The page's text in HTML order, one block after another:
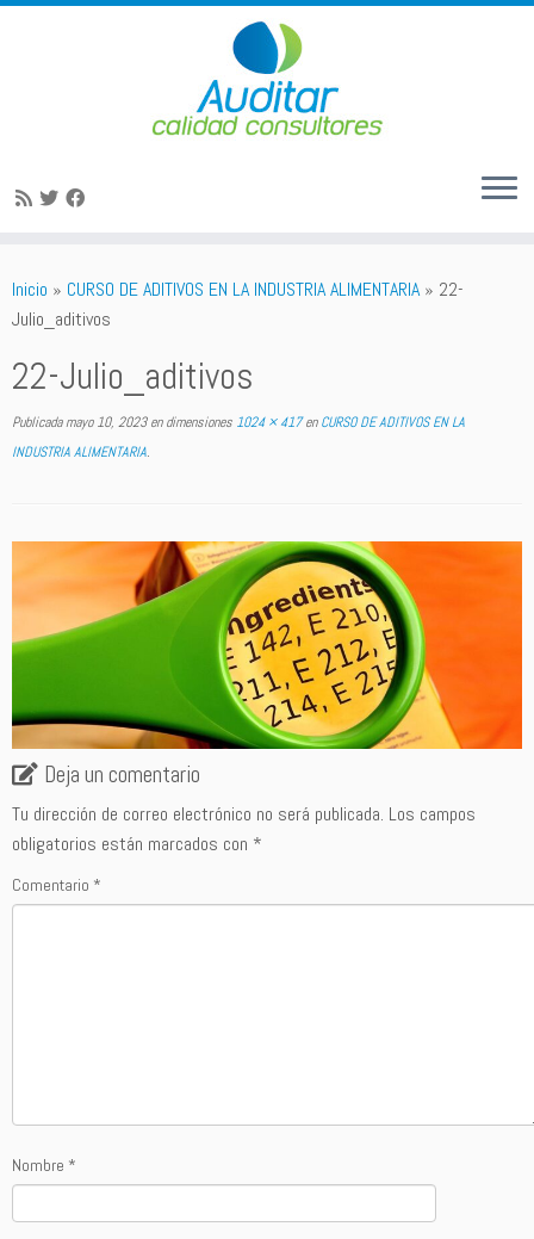
contenido
Inicio » CURSO DE ADITIVOS EN LA INDUSTRIA ALIMENTARIA » 22-
Julio_aditivos
22-Julio_aditivos
Publicadamayo 10, 2023en dimensiones 1024 × 417enCURSO DE ADITIVOS EN LA
INDUSTRIA ALIMENTARIA.
Deja un comentario
Tu dirección de correo electrónico no será publicada. Los campos
obligatorios están marcados con *
Comentario *
Nombre *